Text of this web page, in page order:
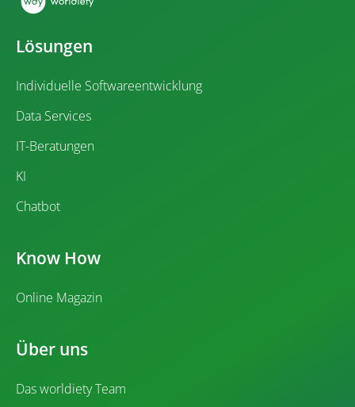
Lösungen
Individuelle Softwareentwicklung
Data Services
IT-Beratungen
KI
Chatbot
Know How
Online Magazin
Über uns
Das worldiety Team